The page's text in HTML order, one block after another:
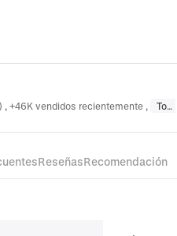
+46K vendidos recientemente , Top 3% Recomprado
ReseñasRecomendación